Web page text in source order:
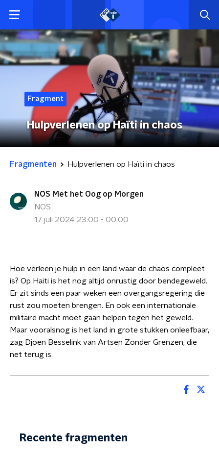
Fragment
Hulpverlenen op Haïti in chaos
Fragmenten Hulpverlenen op Haïti in chaos
NOS Met het Oog op Morgen
NOS
17 juli 2024 23:00 - 00:00
Hoe verleen je hulp in een land waar de chaos compleet
is? Op Haiti is het nog altijd onrustig door bendegeweld.
Er zit sinds een paar weken een overgangsregering die
rust zou moeten brengen. En ook een internationale
militaire macht moet gaan helpen tegen het geweld.
Maar vooralsnog is het land in grote stukken onleefbaar,
zag Djoen Besselink van Artsen Zonder Grenzen, die
net terug is.
Recente fragmenten